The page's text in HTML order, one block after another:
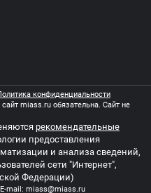
конфиденциальности
miass.ru обязательна. Сайт не
рекомендательные
предоставления
и анализа сведений,
сети "Интернет",
Федерации)
mail: miass@miass.ru